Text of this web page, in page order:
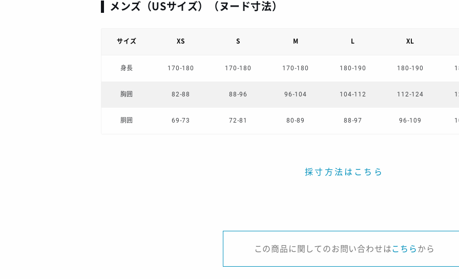
メンズ（USサイズ）（ヌード寸法）
サイズ XS S M L XL
身長 170-180 170-180 170-180 180-190 180-190
胸囲 82-88 88-96 96-104 104-112 112-124
胴囲 69-73 72-81 80-89 88-97 96-109
採寸方法はこちら
この商品に関してのお問い合わせはこちら から